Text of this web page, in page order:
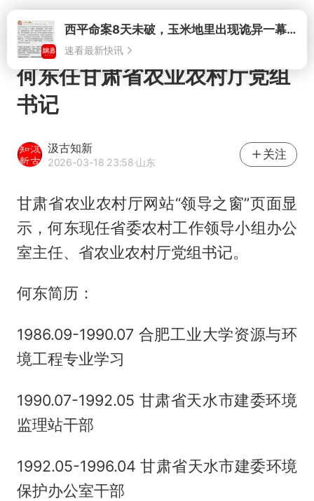
打开西平命案8天未破，玉米地里出现诡异一幕，我突然想起了欧金中
速看最新快讯
何东任甘肃省农业农村厅党组
书记
汲古知新
2026-03-18 23:58·山东
关注
甘肃省农业农村厅网站“领导之窗”页面显
示，何东现任省委农村工作领导小组办公
室主任、省农业农村厅党组书记。
何东简历：
1986.09-1990.07 合肥工业大学资源与环
境工程专业学习
1990.07-1992.05 甘肃省天水市建委环境
监理站干部
1992.05-1996.04 甘肃省天水市建委环境
保护办公室干部